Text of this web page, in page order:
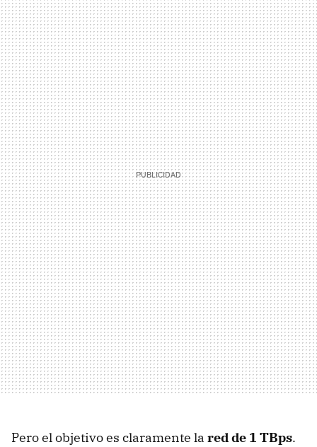
Pero el objetivo es claramente la red de 1 TBps.